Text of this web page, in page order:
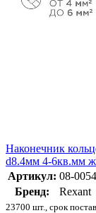
Наконечник
d8.4мм 4-6кв.мм
Артикул: 08-0054
Бренд:
Rexant
23700 шт., срок